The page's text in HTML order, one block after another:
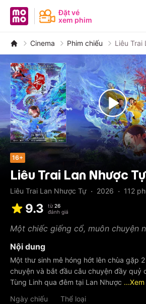
MoMo - Ứng dụng tài chính
Đặt vé
xem phim
Cinema Phim chiếu Liêu Trai
16+
Liêu Trai Lan Nhược Tự
Liêu Trai Lan Nhược Tự · 2026 · 112
9.3 từ 26
đánh giá
Một chiếc giếng cổ, muôn chuyện
Nội dung
Một thư sinh mê hóng hớt lên chùa gặp
chuyện và bắt đầu câu chuyện đầy quỷ
Tùng Linh qua đêm tại Lan Nhược
Ngày chiếu
Thể loại